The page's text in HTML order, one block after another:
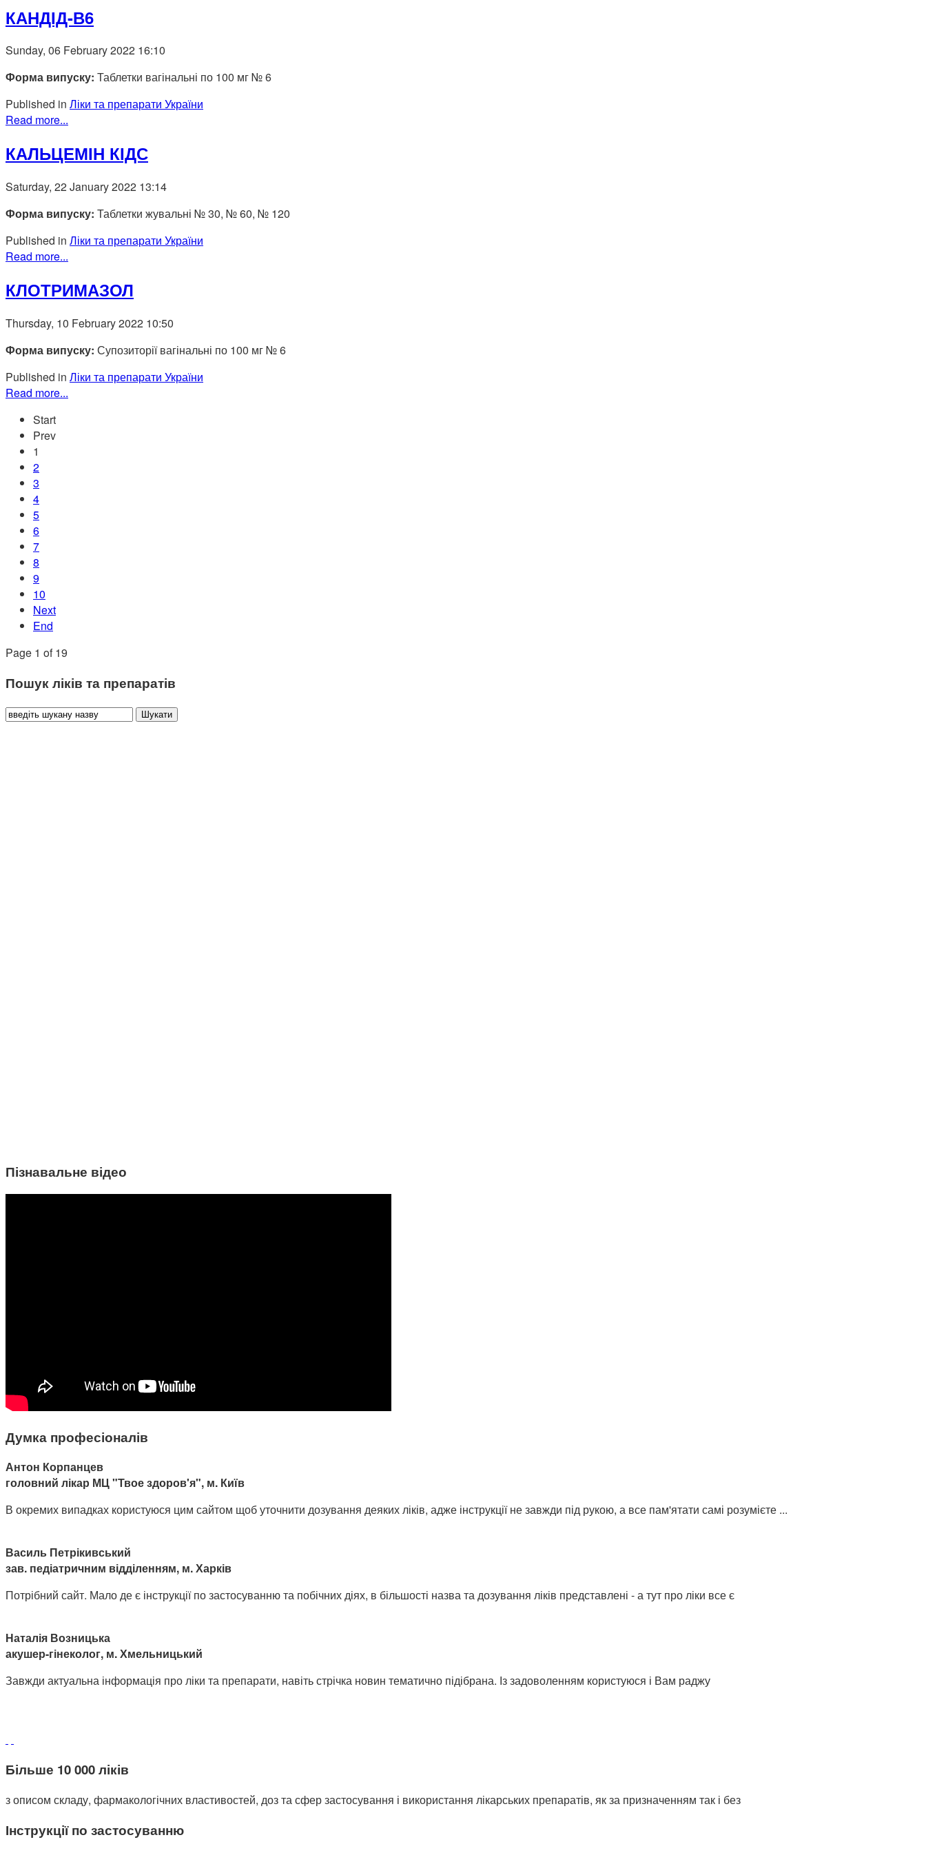
КАНДІД-В6
Sunday, 06 February 2022 16:10
Форма випуску: Таблетки вагінальні по 100 мг № 6
Published in Ліки та препарати України
Read more...
КАЛЬЦЕМІН КІДС
Saturday, 22 January 2022 13:14
Форма випуску: Таблетки жувальні № 30, № 60, № 120
Published in Ліки та препарати України
Read more...
КЛОТРИМАЗОЛ
Thursday, 10 February 2022 10:50
Форма випуску: Супозиторії вагінальні по 100 мг № 6
Published in Ліки та препарати України
Read more...
Start
Prev
1
2
3
4
5
6
7
8
9
10
Next
End
Page 1 of 19
Пошук ліків та препаратів
Пізнавальне відео
Думка професіоналів
Антон Корпанцев
головний лікар МЦ "Твое здоров'я", м. Київ
В окремих випадках користуюся цим сайтом щоб уточнити дозування деяких ліків, адже інструкції не завжди під рукою, а все пам'ятати самі розумієте ...
Василь Петрікивський
зав. педіатричним відділенням, м. Харків
Потрібний сайт. Мало де є інструкції по застосуванню та побічних діях, в більшості назва та дозування ліків представлені - а тут про ліки все є
Наталія Возницька
акушер-гінеколог, м. Хмельницький
Завжди актуальна інформація про ліки та препарати, навіть стрічка новин тематично підібрана. Із задоволенням користуюся і Вам раджу
Більше 10 000 ліків
з описом складу, фармакологічних властивостей, доз та сфер застосування і використання лікарських препаратів, як за призначенням так і без
Інструкції по застосуванню